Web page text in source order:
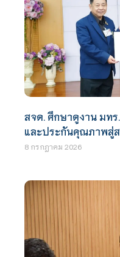
สจด. ศึกษาดูงาน มท
และประกันคุณภาพสู่
8 กรกฎาคม 2026